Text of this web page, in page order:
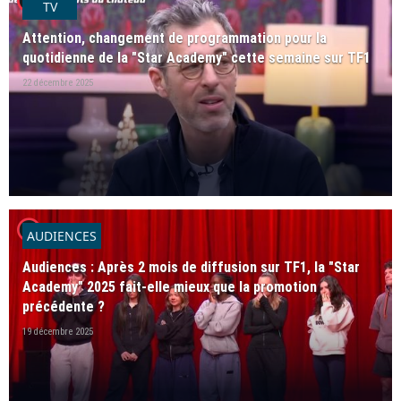
TV
Attention, changement de programmation pour la
quotidienne de la "Star Academy" cette semaine sur TF1
22 décembre 2025
player2
AUDIENCES
Audiences : Après 2 mois de diffusion sur TF1, la "Star
Academy" 2025 fait-elle mieux que la promotion
précédente ?
19 décembre 2025